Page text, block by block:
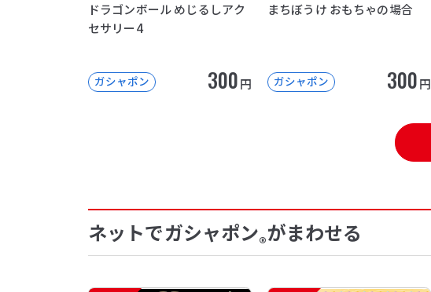
ドラゴンボール めじるしアク
セサリー4
ガシャポン 300円
まちぼうけ おもちゃの場合
ガシャポン 300円
ネットでガシャポン®がまわせる